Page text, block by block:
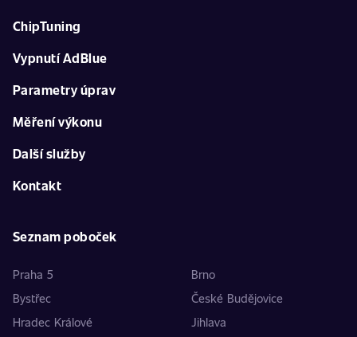
ChipTuning
Vypnutí AdBlue
Parametry úprav
Měření výkonu
Další služby
Kontakt
Seznam poboček
Praha 5
Brno
Bystřec
České Budějovice
Hradec Králové
Jihlava